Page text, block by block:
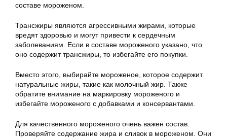
составе мороженом.
Трансжиры являются агрессивными жирами, которые
вредят здоровью и могут привести к сердечным
заболеваниям. Если в составе мороженого указано, что
оно содержит трансжиры, то избегайте его покупки.
Вместо этого, выбирайте мороженое, которое содержит
натуральные жиры, такие как молочный жир. Также
обратите внимание на маркировку мороженого и
избегайте мороженого с добавками и консервантами.
Для качественного мороженого очень важен состав.
Проверяйте содержание жира и сливок в мороженом. Они